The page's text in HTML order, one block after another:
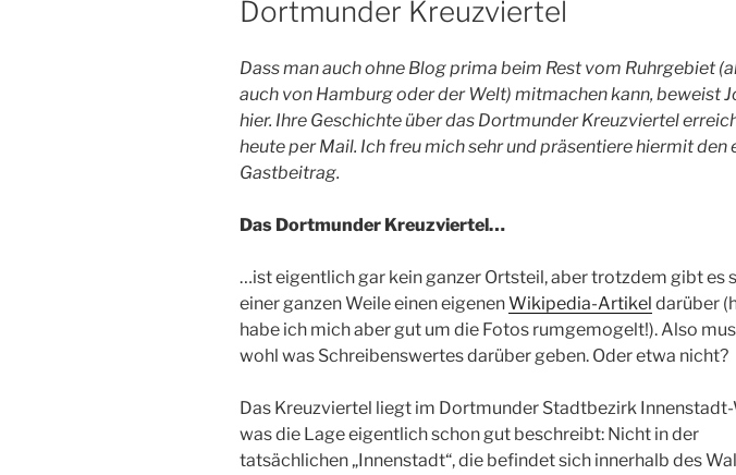
Dortmunder Kreuzviertel
Dass man auch ohne Blog prima beim Rest vom Ruhrgebiet
auch von Hamburg oder der Welt) mitmachen kann, beweist
hier. Ihre Geschichte über das Dortmunder Kreuzviertel
heute per Mail. Ich freu mich sehr und präsentiere hiermit den
Gastbeitrag.
Das Dortmunder Kreuzviertel…
…ist eigentlich gar kein ganzer Ortsteil, aber trotzdem gibt es
einer ganzen Weile einen eigenenWikipedia-Artikel darüber
habe ich mich aber gut um die Fotos rumgemogelt!). Also
wohl was Schreibenswertes darüber geben. Oder etwa nicht?
Das Kreuzviertel liegt im Dortmunder Stadtbezirk
was die Lage eigentlich schon gut beschreibt: Nicht in der
tatsächlichen „Innenstadt“, die befindet sich innerhalb des